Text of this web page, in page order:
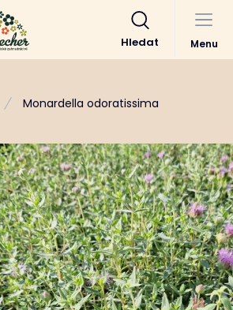
Hledat Menu
Monardella odoratissima